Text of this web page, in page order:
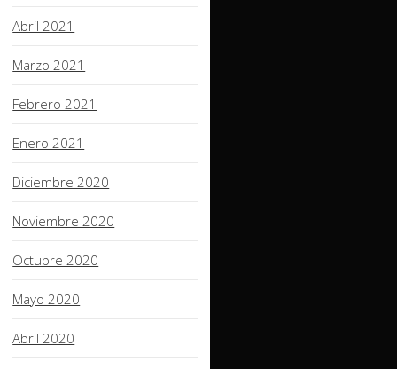
Abril 2021
Marzo 2021
Febrero 2021
Enero 2021
Diciembre 2020
Noviembre 2020
Octubre 2020
Mayo 2020
Abril 2020